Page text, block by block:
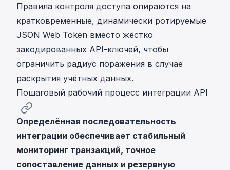
Правила контроля доступа опираются на
кратковременные, динамически ротируемые
JSON Web Token вместо жёстко
закодированных API-ключей, чтобы
ограничить радиус поражения в случае
раскрытия учётных данных.
Пошаговый рабочий процесс интеграции API
Определённая последовательность
интеграции обеспечивает стабильный
мониторинг транзакций, точное
сопоставление данных и резервную